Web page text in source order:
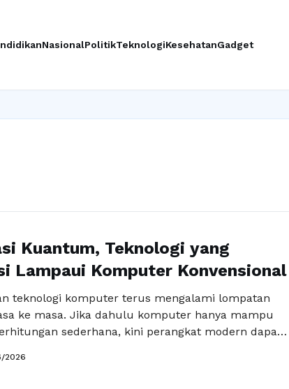
NasionalPolitikTeknologiKesehatanGadget
Kuantum, Teknologi yang
Lampaui Komputer Konvensional
teknologi komputer terus mengalami lompatan
ke masa. Jika dahulu komputer hanya mampu
sederhana, kini perangkat modern dapat
bahwa dunia komputasi masih memiliki potensi
2026